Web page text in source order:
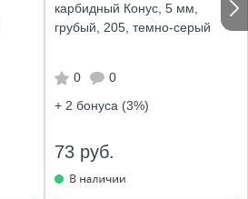
карбидный Конус, 5 мм,
грубый, 205, темно-серый
0
0
+ 2 бонуса (3%)
73 руб.